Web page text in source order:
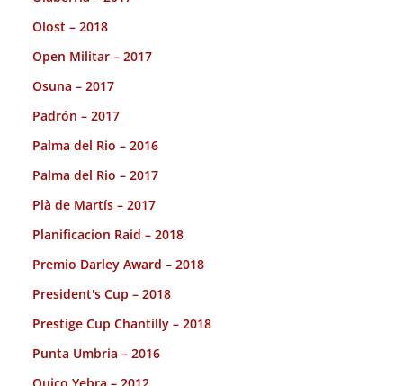
Olost – 2018
Open Militar – 2017
Osuna – 2017
Padrón – 2017
Palma del Rio – 2016
Palma del Rio – 2017
Plà de Martís – 2017
Planificacion Raid – 2018
Premio Darley Award – 2018
President's Cup – 2018
Prestige Cup Chantilly – 2018
Punta Umbria – 2016